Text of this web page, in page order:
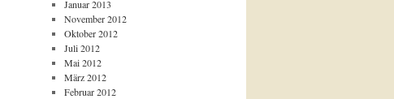
Januar 2013
November 2012
Oktober 2012
Juli 2012
Mai 2012
März 2012
Februar 2012